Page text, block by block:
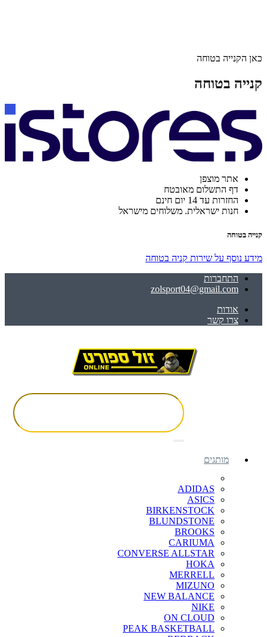
כאן הקנייה בטוחה
קנייה בטוחה
אתר מוצפן
דף התשלום מאובטח
החזרות עד 14 יום חינם
חנות ישראלית. משלוחים מישראל
קנייה בטוחה
מידע נוסף על שירות קניה בטוחה
התחברות
zolsport04@gmail.com
אודות
צרו קשר
מותגים
ADIDAS
ASICS
BIRKENSTOCK
BLUNDSTONE
BROOKS
CARIUMA
CONVERSE ALLSTAR
HOKA
MERRELL
MIZUNO
NEW BALANCE
NIKE
ON CLOUD
PEAK BASKETBALL